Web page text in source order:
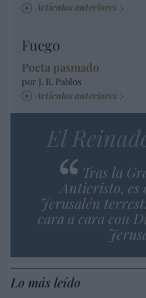
Artículos anteriores
Fuego
Poeta pasmado
por J. R. Pablos
Artículos anteriores
El
Tras la
Anticristo, es
Jerusalén
cara a cara con
Lo más leído